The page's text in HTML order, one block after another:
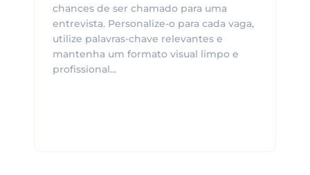
chances de ser chamado para uma
entrevista. Personalize-o para cada vaga,
utilize palavras-chave relevantes e
mantenha um formato visual limpo e
profissional...